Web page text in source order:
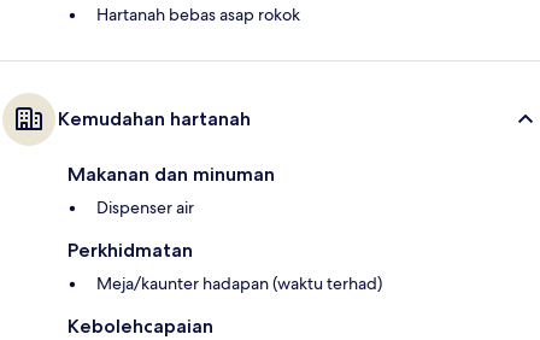
Hartanah bebas asap rokok
Kemudahan hartanah
Makanan dan minuman
Dispenser air
Perkhidmatan
Meja/kaunter hadapan (waktu terhad)
Kebolehcapaian